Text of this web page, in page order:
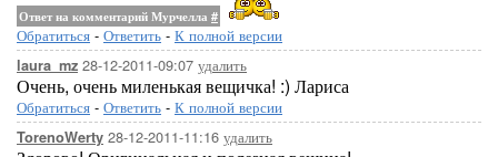
Ответ на комментарий Мурчелла #
Обратиться - Ответить - К полной версии
laura_mz 28-12-2011-09:07 удалить
Очень, очень миленькая вещичка! :) Лариса
Обратиться - Ответить - К полной версии
TorenoWerty 28-12-2011-11:16 удалить